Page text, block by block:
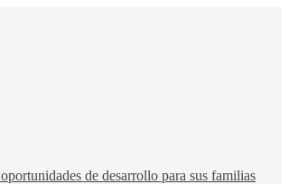
de desarrollo para sus familias